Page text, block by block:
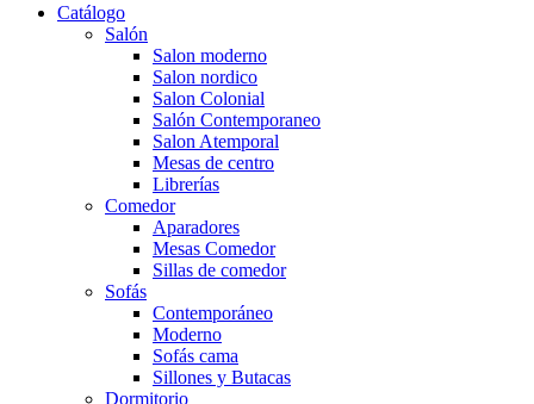
Catálogo
Salón
Salon moderno
Salon nordico
Salon Colonial
Salón Contemporaneo
Salon Atemporal
Mesas de centro
Librerías
Comedor
Aparadores
Mesas Comedor
Sillas de comedor
Sofás
Contemporáneo
Moderno
Sofás cama
Sillones y Butacas
Dormitorio